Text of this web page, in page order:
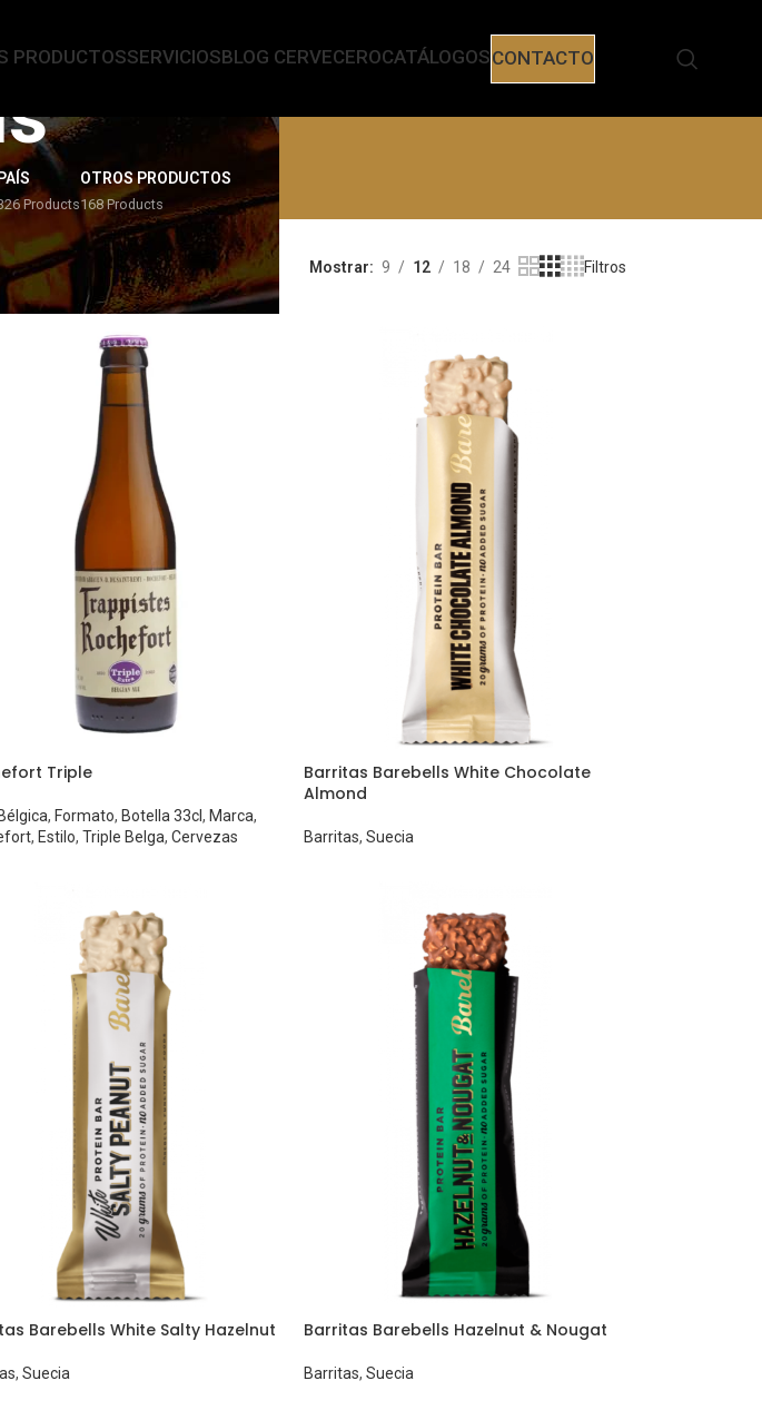
PRODUCTOSSERVICIOSBLOG CERVECEROCATÁLOGOSCONTACTO
Products
OTROS PRODUCTOS
168 Products
Mostrar 9 12 18 24 Filtros
Triple
Bélgica, Formato, Botella 33cl, Marca,
, Estilo, Triple Belga, Cervezas
Barritas Barebells White Chocolate
Almond
Barritas, Suecia
Barebells White Salty Hazelnut
, Suecia
Barritas Barebells Hazelnut & Nougat
Barritas, Suecia